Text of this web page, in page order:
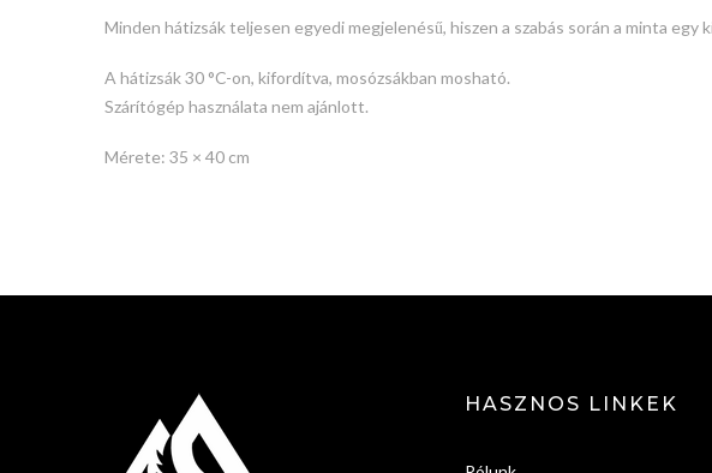
Minden hátizsák teljesen egyedi megjelenésű, hiszen a szabás során a minta egy
A hátizsák 30 °C-on, kifordítva, mosózsákban mosható.
Szárítógép használata nem ajánlott.
Mérete: 35 × 40 cm
HASZNOS LINKEK